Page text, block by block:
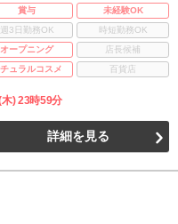
賞与
未経験OK
週3日勤務OK
時短勤務OK
オープニング
店長候補
ュラルコスメ 百貨店
) 23時59分
詳細を見る